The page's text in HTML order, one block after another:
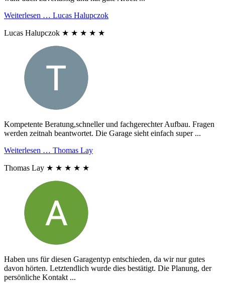
Weiterlesen … Lucas Halupczok
Lucas Halupczok ★ ★ ★ ★ ★
Kompetente Beratung,schneller und fachgerechter Aufbau. Fragen
werden zeitnah beantwortet. Die Garage sieht einfach super ...
Weiterlesen … Thomas Lay
Thomas Lay ★ ★ ★ ★ ★
Haben uns für diesen Garagentyp entschieden, da wir nur gutes
davon hörten. Letztendlich wurde dies bestätigt. Die Planung, der
persönliche Kontakt ...